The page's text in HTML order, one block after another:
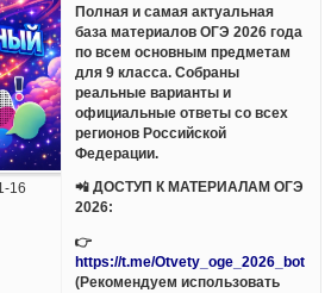
16
Полная и самая актуальная
база материалов ОГЭ 2026 года
по всем основным предметам
для 9 класса. Собраны
реальные варианты и
официальные ответы со всех
регионов Российской
Федерации.
📲 ДОСТУП К МАТЕРИАЛАМ ОГЭ
2026:
👉
https://t.me/Otvety_oge_2026_bot
(Рекомендуем использовать